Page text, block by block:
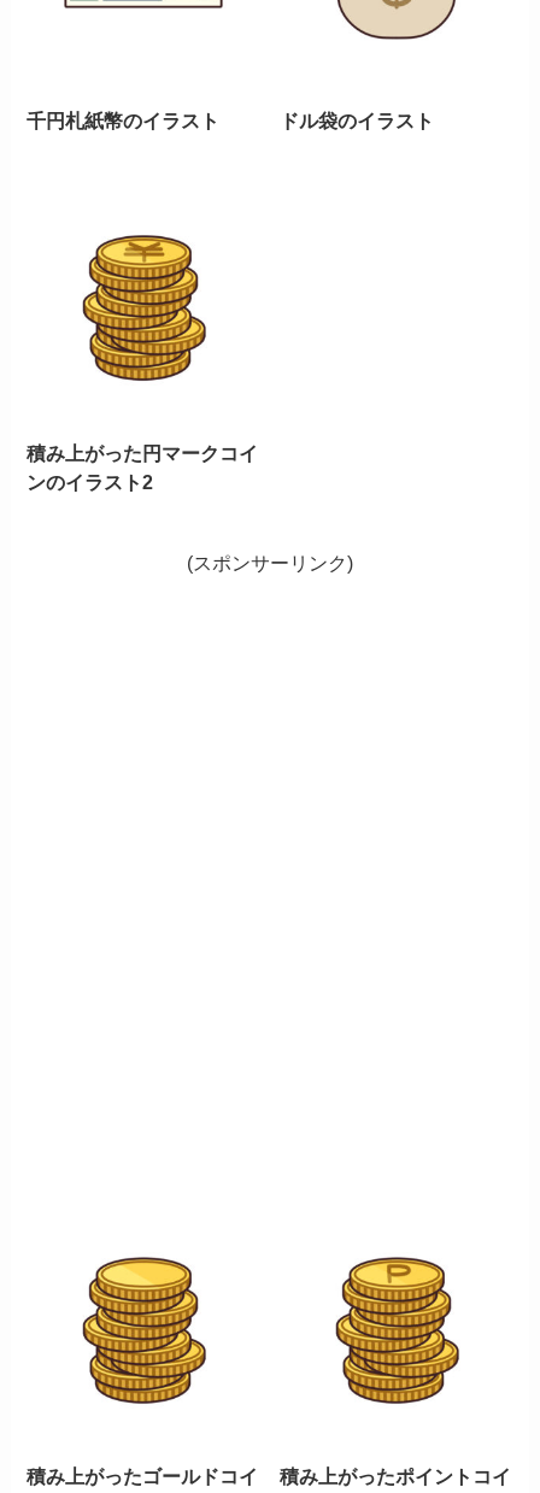
千円札紙幣のイラスト ドル袋のイラスト
積み上がった円マークコイ
ンのイラスト2
(スポンサーリンク)
積み上がったゴールドコイ
積み上がったポイントコイ